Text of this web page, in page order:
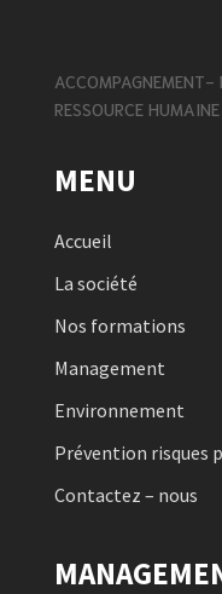
ACCOMPAGNEMENT-
RESSOURCE
MENU
Accueil
La société
Nos formations
Management
Environnement
Prévention risques
Contactez – nous